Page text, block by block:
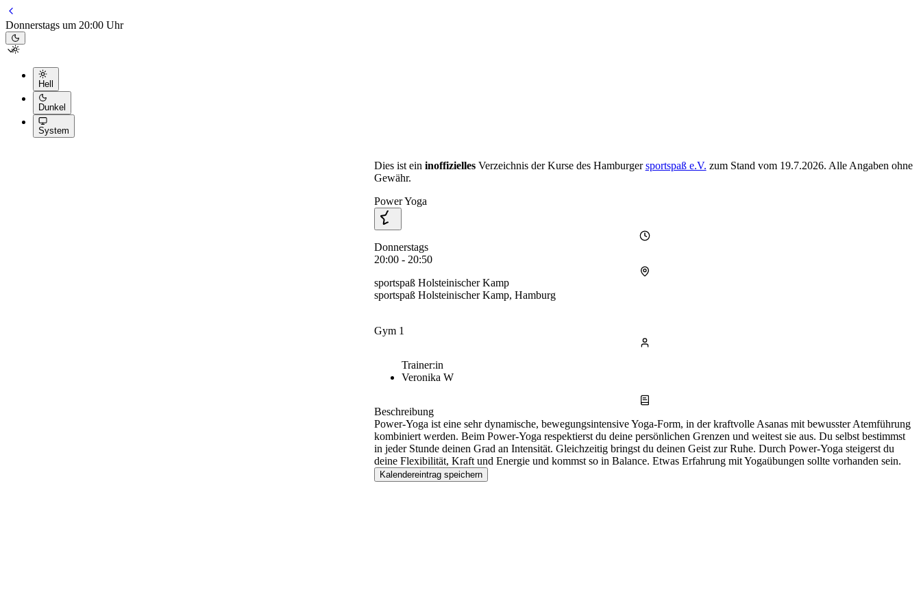
Donnerstags um 20:00 Uhr
Hell
Dunkel
System
Dies ist ein inoffiziellesVerzeichnis der Kurse des Hamburgersportspaß e.V. zum Stand vom 19.7.2026. Alle Angaben ohne
Gewähr.
Power Yoga
Donnerstags
20:00 - 20:50
sportspaß Holsteinischer Kamp
sportspaß Holsteinischer Kamp, Hamburg
Gym 1
Trainer:in
Veronika W
Beschreibung
Power-Yoga ist eine sehr dynamische, bewegungsintensive Yoga-Form, in der kraftvolle Asanas mit bewusster Atemführung
kombiniert werden. Beim Power-Yoga respektierst du deine persönlichen Grenzen und weitest sie aus. Du selbst bestimmst
in jeder Stunde deinen Grad an Intensität. Gleichzeitig bringst du deinen Geist zur Ruhe. Durch Power-Yoga steigerst du
deine Flexibilität, Kraft und Energie und kommst so in Balance. Etwas Erfahrung mit Yogaübungen sollte vorhanden sein.
Kalendereintrag speichern